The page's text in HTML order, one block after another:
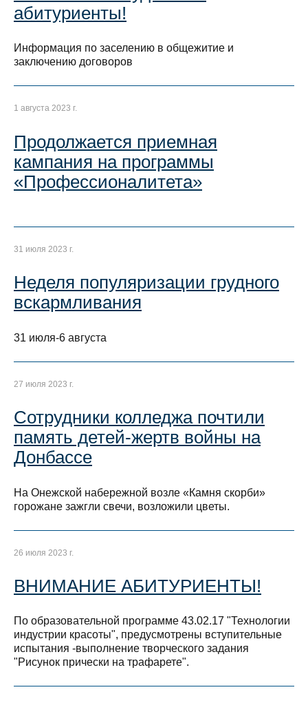
абитуриенты!
Информация по заселению в общежитие и
заключению договоров
1 августа 2023 г.
Продолжается приемная
кампания на программы
«Профессионалитета»
31 июля 2023 г.
Неделя популяризации грудного
вскармливания
31 июля-6 августа
27 июля 2023 г.
Сотрудники колледжа почтили
память детей-жертв войны на
Донбассе
На Онежской набережной возле «Камня скорби»
горожане зажгли свечи, возложили цветы.
26 июля 2023 г.
ВНИМАНИЕ АБИТУРИЕНТЫ!
По образовательной программе 43.02.17 "Технологии
индустрии красоты", предусмотрены вступительные
испытания -выполнение творческого задания
"Рисунок прически на трафарете".